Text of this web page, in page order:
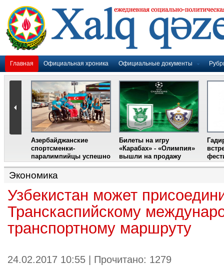
Главная Официальная хроника Официальные документы
Азербайджанские
спортсменки-
паралимпийцы успешно
выступили на III
Международном
фестивале парашютного
спорта
Билеты на игру
«Карабах» - «Олимпия»
вышли на продажу
Экономика
Узбекистан может
Транскаспийскому
транспортному маршруту
24.02.2017 10:55 | Прочитано: 1279